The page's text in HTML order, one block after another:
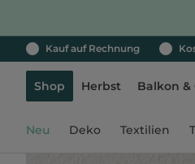
Kauf auf Rechnung
Shop Herbst Balkon &
Neu Deko Textilien